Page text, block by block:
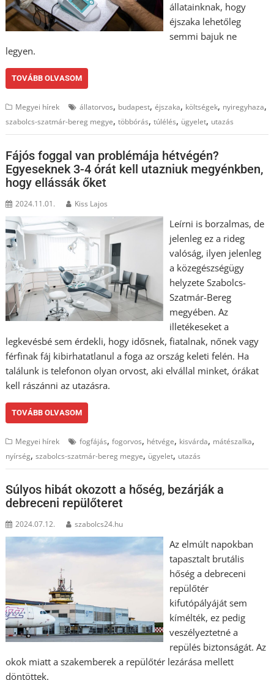
állatainknak, hogy
éjszaka lehetőleg
semmi bajuk ne
legyen.
TOVÁBB OLVASOM
Megyei hírek állatorvos, budapest,éjszaka, költségek, nyiregyhaza,
szabolcs-szatmár-bereg megye,többórás,túlélés, ügyelet, utazás
Fájós foggal van problémája hétvégén?
Egyeseknek 3-4 órát kell utazniuk megyénkben,
hogy ellássák őket
2024.11.01. Kiss Lajos
Leírni is borzalmas, de
jelenleg ez a rideg
valóság, ilyen jelenleg
a közegészségügy
helyzete Szabolcs-
Szatmár-Bereg
megyében. Az
illetékeseket a
legkevésbé sem érdekli, hogy idősnek, fiatalnak, nőnek vagy
férfinak fáj kibirhatatlanul a foga az ország keleti felén. Ha
találunk is telefonon olyan orvost, aki elvállal minket, órákat
kell rászánni az utazásra.
TOVÁBB OLVASOM
Megyei hírek fogfájás,fogorvos, hétvége, kisvárda, mátészalka,
nyírség,szabolcs-szatmár-bereg megye, ügyelet, utazás
Súlyos hibát okozott a hőség, bezárják a
debreceni repülőteret
2024.07.12. szabolcs24.hu
Az elmúlt napokban
tapasztalt brutális
hőség a debreceni
repülőtér
kifutópályáját sem
kímélték, ez pedig
veszélyeztetné a
repülés biztonságát. Az
okok miatt a szakemberek a repülőtér lezárása mellett
döntöttek.